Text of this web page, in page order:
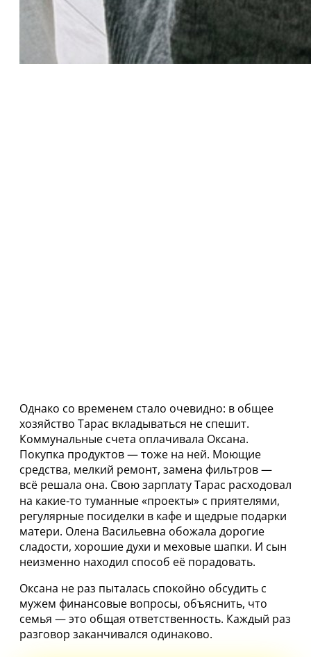
Однако со временем стало очевидно: в общее
хозяйство Тарас вкладываться не спешит.
Коммунальные счета оплачивала Оксана.
Покупка продуктов — тоже на ней. Моющие
средства, мелкий ремонт, замена фильтров —
всё решала она. Свою зарплату Тарас расходовал
на какие‑то туманные «проекты» с приятелями,
регулярные посиделки в кафе и щедрые подарки
матери. Олена Васильевна обожала дорогие
сладости, хорошие духи и меховые шапки. И сын
неизменно находил способ её порадовать.
Оксана не раз пыталась спокойно обсудить с
мужем финансовые вопросы, объяснить, что
семья — это общая ответственность. Каждый раз
разговор заканчивался одинаково.